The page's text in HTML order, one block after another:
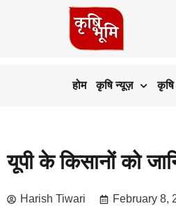
होम कृषि न्यूज़ कृषि
यूपी के किसानों को
Harish Tiwari February 8,